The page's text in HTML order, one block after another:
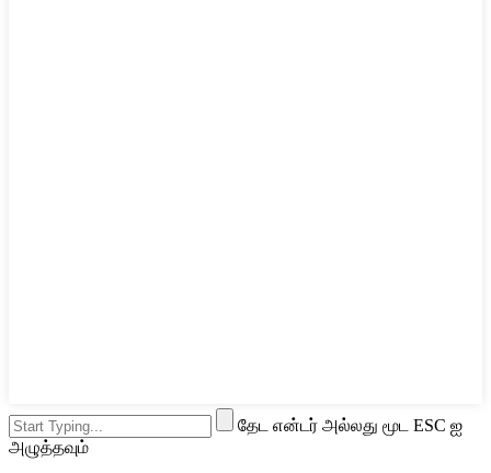
தேட என்டர் அல்லது மூட ESC ஐ
அழுத்தவும்